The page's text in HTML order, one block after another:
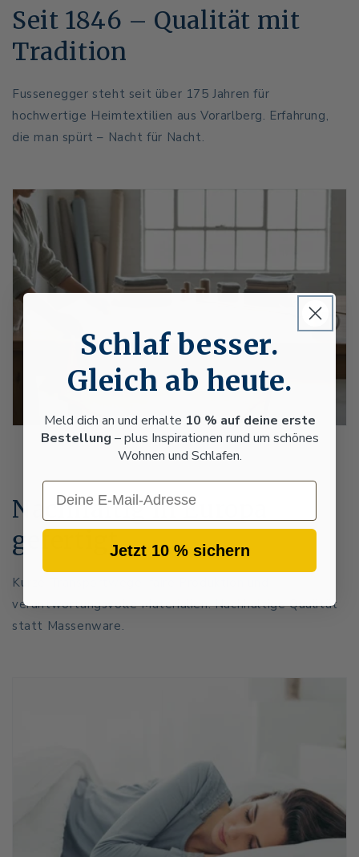
Seit 1846 – Qualität mit
Tradition
Fussenegger steht seit über 175 Jahren für
hochwertige Heimtextilien aus Vorarlberg. Erfahrung,
die man spürt – Nacht für Nacht.
Nachhaltig in Europa
gefertigt
Kurze Transportwege, faire Produktion und
verantwortungsvolle Materialien. Nachhaltige Qualität
statt Massenware.
Schlaf besser.
Gleich ab heute.
Meld dich an und erhalte 10 % auf deine erste
Bestellung – plus Inspirationen rund um schönes
Wohnen und Schlafen.
Email
Jetzt 10 % sichern